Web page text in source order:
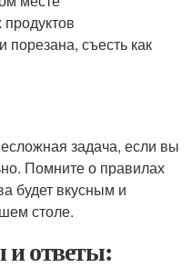
продуктов
съесть как
задача, если вы
Помните о правилах
будет вкусным и
столе.
и ответы: